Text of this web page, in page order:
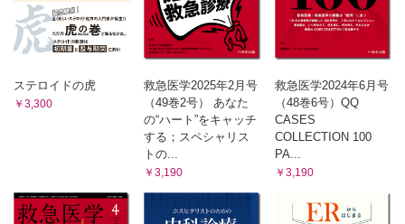
ステロイドの虎
￥3,300
救急医学2025年2月号
（49巻2号） あなた
の“ハート”をキャッチ
する；スペシャリス
トの...
￥3,190
救急医学2024年6月号
（48巻6号）QQ
CASES
COLLECTION 100
PA...
￥3,190